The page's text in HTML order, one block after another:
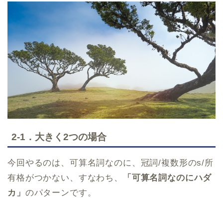
2-1．大きく2つの場合
今回やるのは、可算名詞なのに、冠詞/複数形のs/所
有格がつかない、すなわち、
「可算名詞なのにハダ
カ」 のパターンです。